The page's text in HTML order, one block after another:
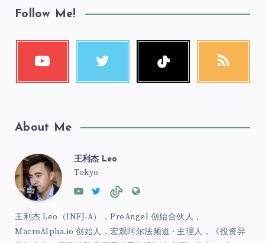
Follow Me!
About Me
王利杰 Leo
Tokyo
王利杰 Leo（INFJ-A），PreAngel 创始合伙人，
MacroAlpha.io 创始人，宏观阿尔法频道 · 主理人，《投资异